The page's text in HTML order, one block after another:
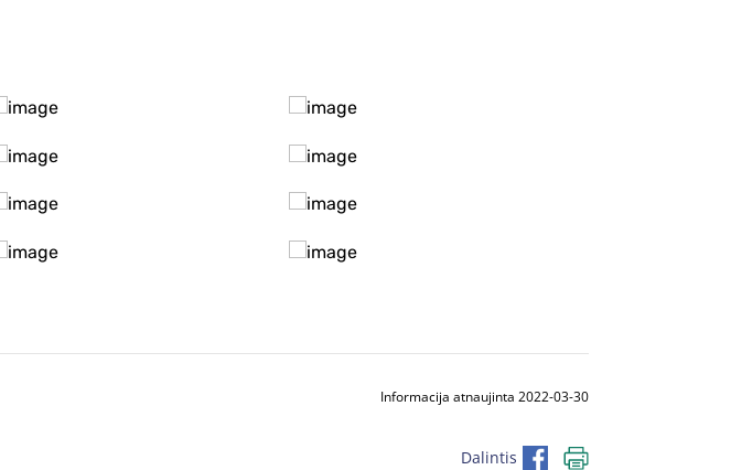
Informacija atnaujinta 2022-03-30
Dalintis